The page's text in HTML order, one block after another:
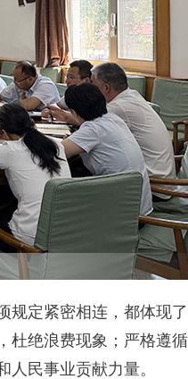
规定紧密相连，都体现
杜绝浪费现象；严格遵
民事业贡献力量。